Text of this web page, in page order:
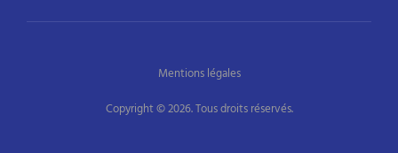
Copyright © 2026. Tous droits réservés.
Mentions légales